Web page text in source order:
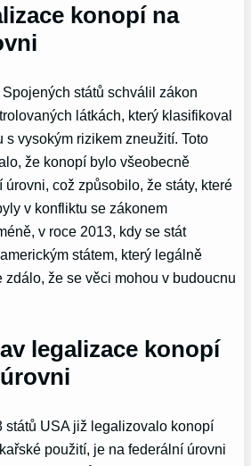
konopí na
států schválil zákon
látkách, který klasifikoval
s vysokým rizikem zneužití. Toto
že konopí bylo všeobecně
což způsobilo, že státy, které
v konfliktu se zákonem
v roce 2013, kdy se stát
státem, který legálně
že se věci mohou v budoucnu
legalizace konopí
států USA již legalizovalo konopí
použití, je na federální úrovni